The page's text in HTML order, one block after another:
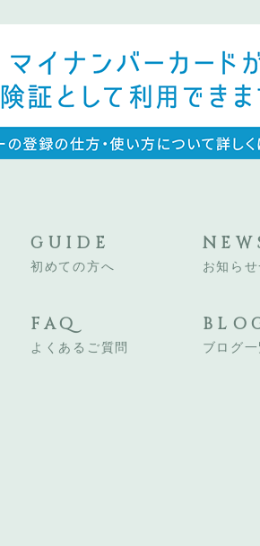
GUIDE
初めての方へ
FAQ
よくあるご質問
お知らせ
ブログ一